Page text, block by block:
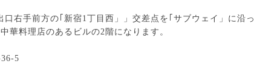
右手前方の｢新宿1丁目西」」交差点を｢サブウェイ」に沿
華料理店のあるビルの2階になります。
5